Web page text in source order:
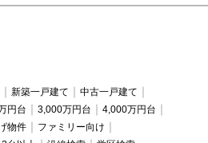
新築一戸建て
中古一戸建て
円台 3,000万円台
4,000万円台
物件
ファミリー向け